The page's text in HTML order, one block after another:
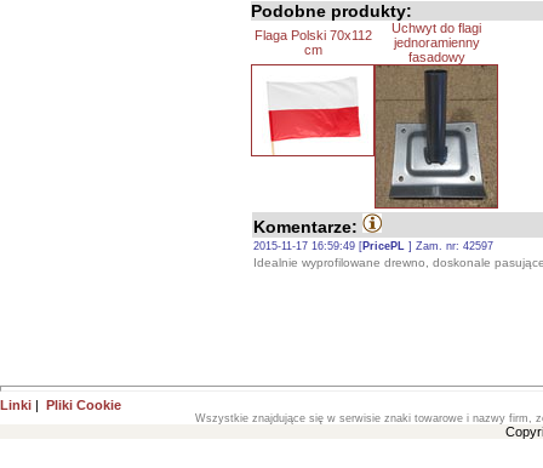
Podobne produkty:
Flaga Polski 70x112
cm
Uchwyt do flagi
jednoramienny
fasadowy
Komentarze:
2015-11-17 16:59:49 [ PricePL ] Zam. nr: 42597
Idealnie wyprofilowane drewno, doskonale
Linki | Pliki Cookie
Wszystkie znajdujące się w serwisie znaki towarowe i nazwy firm,